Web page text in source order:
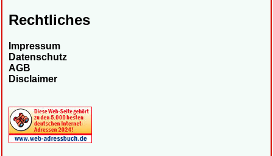
Rechtliches
Impressum
Datenschutz
AGB
Disclaimer